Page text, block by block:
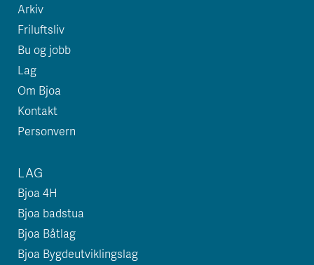
Arkiv
Friluftsliv
Bu og jobb
Lag
Om Bjoa
Kontakt
Personvern
LAG
Bjoa 4H
Bjoa badstua
Bjoa Båtlag
Bjoa Bygdeutviklingslag